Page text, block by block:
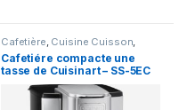
Cafetière, Cuisine Cuisson,
Expresso
Cafetiére compacte une
tasse de Cuisinart – SS-5EC